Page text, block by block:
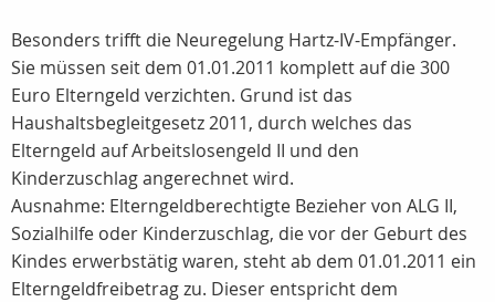
Besonders trifft die Neuregelung Hartz-IV-Empfänger.
Sie müssen seit dem 01.01.2011 komplett auf die 300
Euro Elterngeld verzichten. Grund ist das
Haushaltsbegleitgesetz 2011, durch welches das
Elterngeld auf Arbeitslosengeld II und den
Kinderzuschlag angerechnet wird.
Ausnahme: Elterngeldberechtigte Bezieher von ALG II,
Sozialhilfe oder Kinderzuschlag, die vor der Geburt des
Kindes erwerbstätig waren, steht ab dem 01.01.2011 ein
Elterngeldfreibetrag zu. Dieser entspricht dem